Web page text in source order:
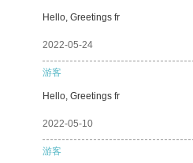
Hello, Greetings fr
2022-05-24
游客
Hello, Greetings fr
2022-05-10
游客